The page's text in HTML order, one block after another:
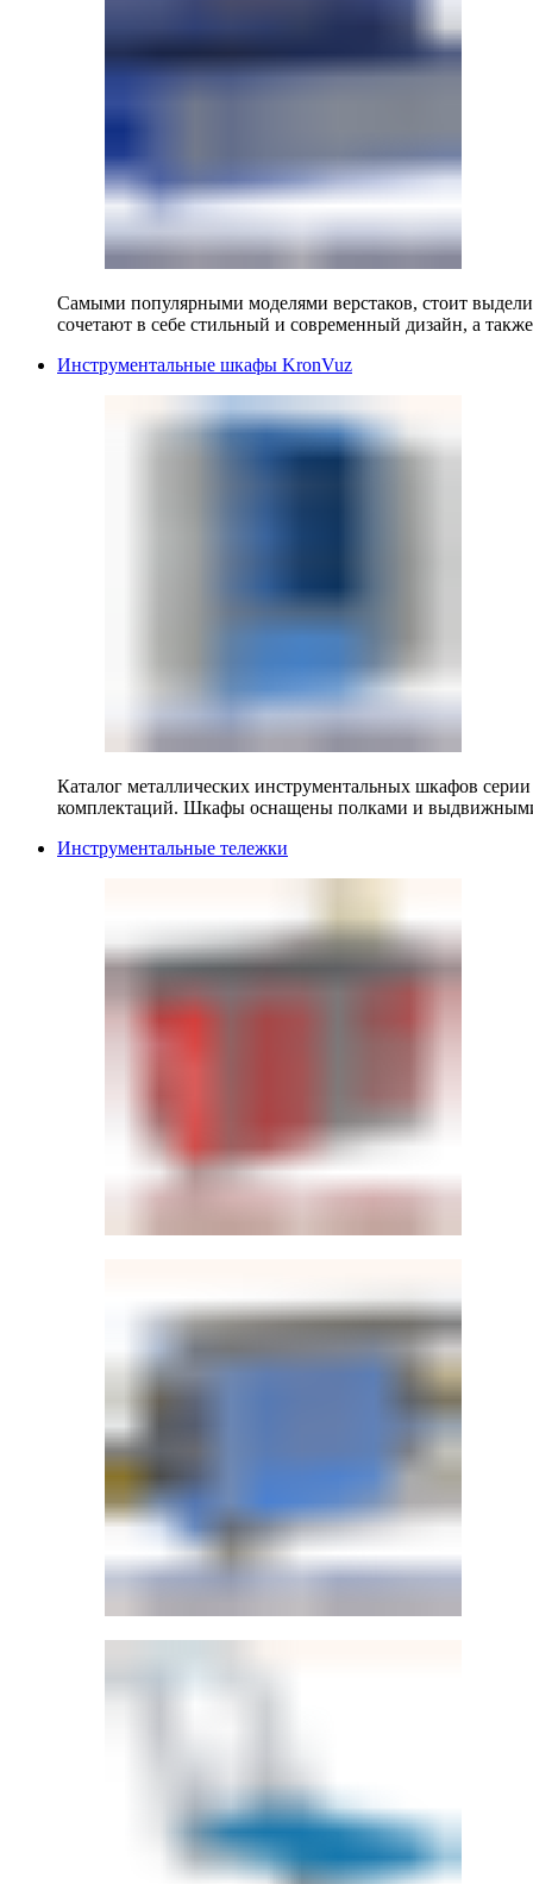
Самыми популярными моделями верстаков, стоит
сочетают в себе стильный и современный дизайн, а
Инструментальные шкафы KronVuz
Каталог металлических инструментальных шкафов
комплектаций. Шкафы оснащены полками и
Инструментальные тележки